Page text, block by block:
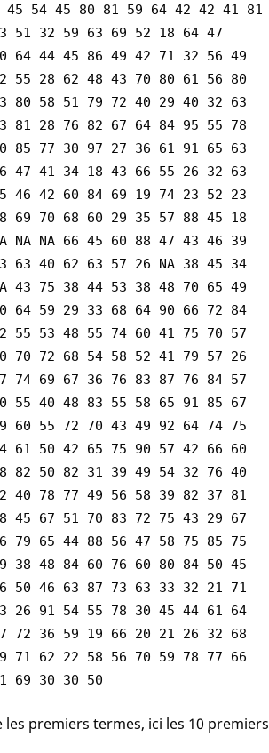
54 45 80 81 59 64 42 42 41 81
51 32 59 63 69 52 18 64 47
64 44 45 86 49 42 71 32 56 49
55 28 62 48 43 70 80 61 56 80
80 58 51 79 72 40 29 40 32 63
81 28 76 82 67 64 84 95 55 78
85 77 30 97 27 36 61 91 65 63
47 41 34 18 43 66 55 26 32 63
46 42 60 84 69 19 74 23 52 23
69 70 68 60 29 35 57 88 45 18
NA NA 66 45 60 88 47 43 46 39
63 40 62 63 57 26 NA 38 45 34
43 75 38 44 53 38 48 70 65 49
64 59 29 33 68 64 90 66 72 84
55 53 48 55 74 60 41 75 70 57
70 72 68 54 58 52 41 79 57 26
74 69 67 36 76 83 87 76 84 57
55 40 48 83 55 58 65 91 85 67
60 55 72 70 43 49 92 64 74 75
61 50 42 65 75 90 57 42 66 60
82 50 82 31 39 49 54 32 76 40
40 78 77 49 56 58 39 82 37 81
45 67 51 70 83 72 75 43 29 67
79 65 44 88 56 47 58 75 85 75
38 48 84 60 76 60 80 84 50 45
50 46 63 87 73 63 33 32 21 71
26 91 54 55 78 30 45 44 61 64
72 36 59 19 66 20 21 26 32 68
71 62 22 58 56 70 59 78 77 66
69 30 30 50
les premiers termes, ici les 10 premiers